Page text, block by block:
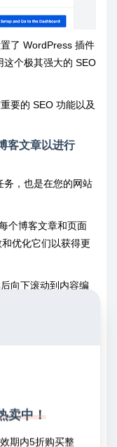
了 WordPress 插件
这个极其强大的 SEO
要的 SEO 功能以及
客文章以进行
务，也是在您的网站
个博客文章和页面
优化它们以获得更
向下滚动到内容编
卖中！
期内5折购买整